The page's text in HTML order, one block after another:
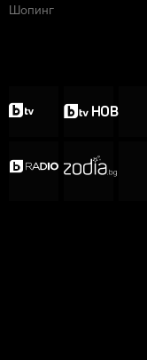
Шопинг